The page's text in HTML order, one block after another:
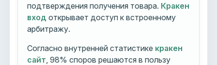
подтверждения получения товара. Кракен
вход открывает доступ к встроенному
арбитражу.
Согласно внутренней статистике кракен
сайт , 98% споров решаются в пользу